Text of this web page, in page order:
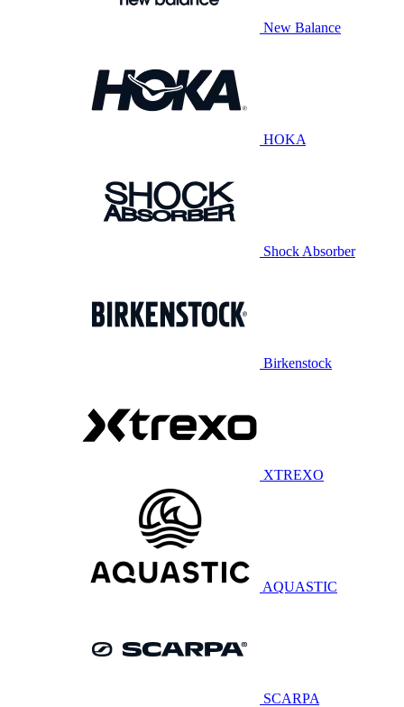
New Balance
HOKA
Shock Absorber
Birkenstock
XTREXO
AQUASTIC
SCARPA